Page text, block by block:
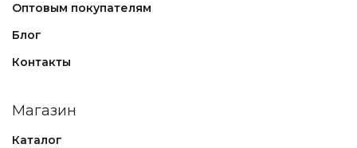
Оптовым покупателям
Блог
Контакты
Магазин
Каталог